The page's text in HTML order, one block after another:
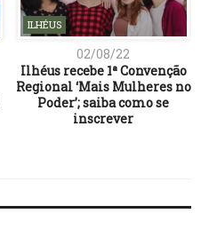
ILHÉUS
02/08/22
Ilhéus recebe 1ª Convenção
Regional ‘Mais Mulheres no
Poder’; saiba como se
inscrever